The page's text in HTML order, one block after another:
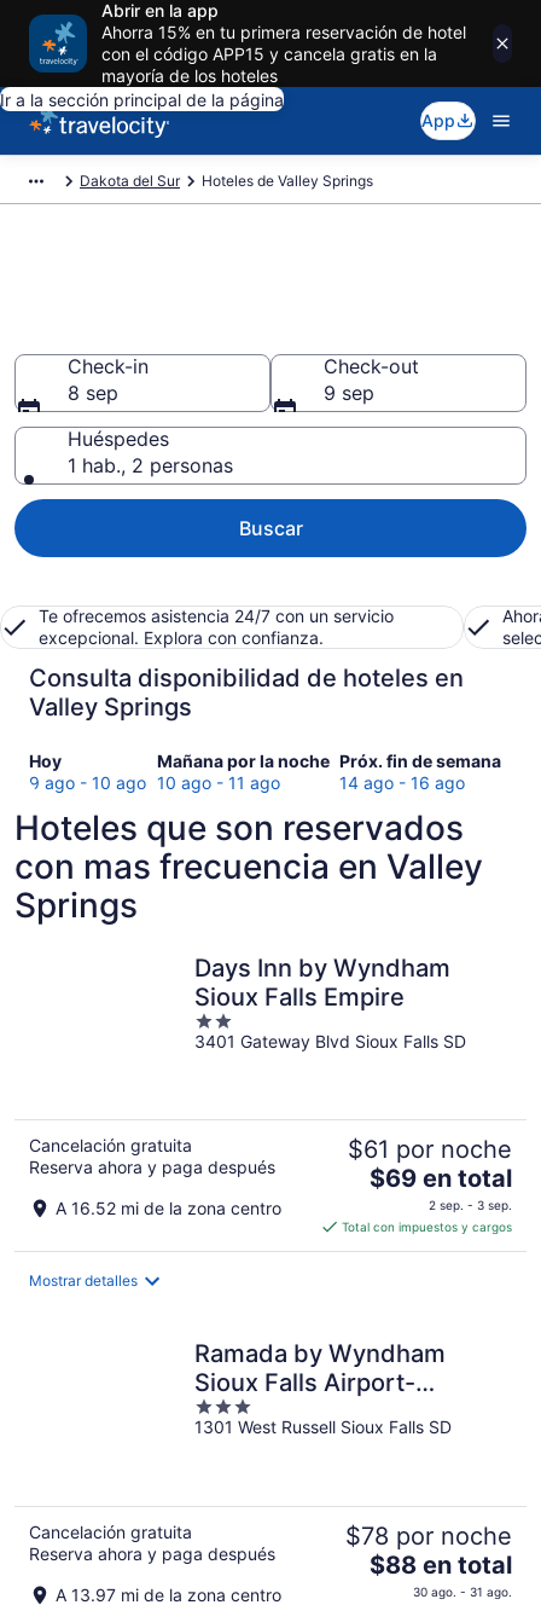
Abrir en la app
Ahorra 15% en tu primera reservación de hotel
con el código APP15 y cancela gratis en la
mayoría de los hoteles
Ir a la sección principal de la página
App
Dakota del Sur Hoteles de Valley Springs
Check-in
8 sep
Check-out
9 sep
Huéspedes
1 hab., 2 personas
Buscar
Te ofrecemos asistencia 24/7 con un servicio
excepcional. Explora con confianza.
Consulta disponibilidad de hoteles en
Valley Springs
Hoy
Consultar
precios
Valley
Springs
para
hoy,
9
9 ago - 10 ago
Mañana por la noche
Consultar
precios
Valley
Springs
para
noche,
10 ago - 11 ago
Próx. fin de semana
Consultar
precios
Valley
Springs
para
de
semana,
ago
ago
14 ago - 16 ago
Hoteles que son reservados
con mas frecuencia en Valley
Springs
Days Inn by Wyndham
Sioux Falls Empire
2
out
3401 Gateway Blvd Sioux Falls SD
Cancelación gratuita
Reserva ahora y paga después
A 16.52 mi de la zona centro
$61 por noche
El
es
de
por
noche
$69 en total
2 sep. - 3 sep.
Total con impuestos y cargos
Mostrar detalles
Ramada by Wyndham
Sioux Falls Airport-
Waterpark & Event Ctr
3
out
1301 West Russell Sioux Falls SD
Cancelación gratuita
Reserva ahora y paga después
A 13.97 mi de la zona centro
$78 por noche
El
precio
$88 en total
30 ago. - 31 ago.